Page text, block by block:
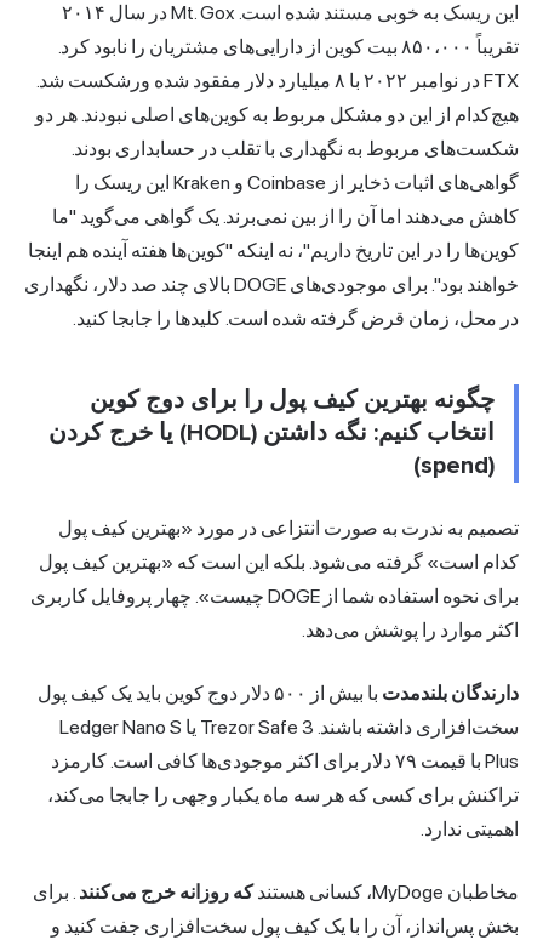
این ریسک به خوبی مستند شده است. Mt. Gox در سال ۲۰۱۴
تقریباً ۸۵۰،۰۰۰ بیت کوین از دارایی‌های مشتریان را نابود کرد.
FTX در نوامبر ۲۰۲۲ با ۸ میلیارد دلار مفقود شده ورشکست شد.
هیچ‌کدام از این دو مشکل مربوط به کوین‌های اصلی نبودند. هر دو
شکست‌های مربوط به نگهداری با تقلب در حسابداری بودند.
گواهی‌های اثبات ذخایر از Coinbase و Kraken این ریسک را
کاهش می‌دهند اما آن را از بین نمی‌برند. یک گواهی می‌گوید "ما
کوین‌ها را در این تاریخ داریم"، نه اینکه "کوین‌ها هفته آینده هم اینجا
خواهند بود". برای موجودی‌های DOGE بالای چند صد دلار، نگهداری
در محل، زمان قرض گرفته شده است. کلیدها را جابجا کنید.
چگونه بهترین کیف پول را برای دوج کوین
انتخاب کنیم: نگه داشتن (HODL) یا خرج کردن
(spend)
تصمیم به ندرت به صورت انتزاعی در مورد «بهترین کیف پول
کدام است» گرفته می‌شود. بلکه این است که «بهترین کیف پول
برای نحوه استفاده شما از DOGE چیست». چهار پروفایل کاربری
اکثر موارد را پوشش می‌دهد.
دارندگان بلندمدت
با بیش از ۵۰۰ دلار دوج کوین باید یک کیف پول
سخت‌افزاری داشته باشند. Trezor Safe 3 یا Ledger Nano S
Plus با قیمت ۷۹ دلار برای اکثر موجودی‌ها کافی است. کارمزد
تراکنش برای کسی که هر سه ماه یکبار وجهی را جابجا می‌کند،
اهمیتی ندارد.
مخاطبان MyDoge، کسانی هستند که روزانه خرج می‌کنند . برای
بخش پس‌انداز، آن را با یک کیف پول سخت‌افزاری جفت کنید و